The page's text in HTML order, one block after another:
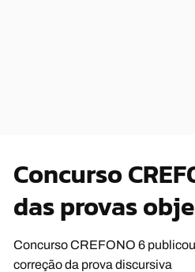
Concurso
das provas
Concurso CREFONO 6
correção da prova discursiva